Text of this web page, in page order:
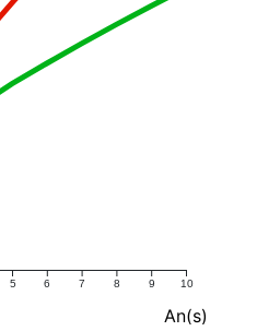
5 6 7 8 9 10
An(s)